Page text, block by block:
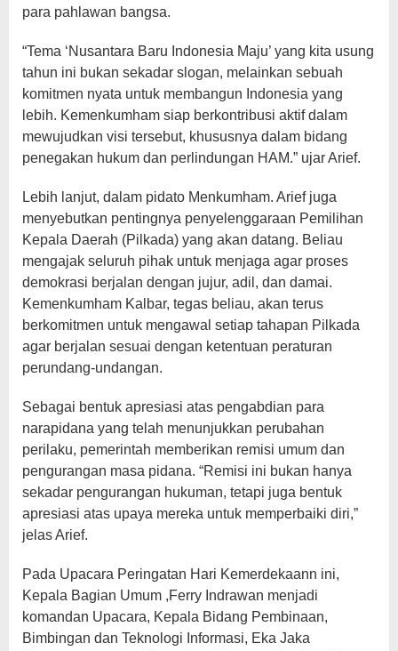
para pahlawan bangsa.
“Tema ‘Nusantara Baru Indonesia Maju’ yang kita usung
tahun ini bukan sekadar slogan, melainkan sebuah
komitmen nyata untuk membangun Indonesia yang
lebih. Kemenkumham siap berkontribusi aktif dalam
mewujudkan visi tersebut, khususnya dalam bidang
penegakan hukum dan perlindungan HAM.” ujar Arief.
Lebih lanjut, dalam pidato Menkumham. Arief juga
menyebutkan pentingnya penyelenggaraan Pemilihan
Kepala Daerah (Pilkada) yang akan datang. Beliau
mengajak seluruh pihak untuk menjaga agar proses
demokrasi berjalan dengan jujur, adil, dan damai.
Kemenkumham Kalbar, tegas beliau, akan terus
berkomitmen untuk mengawal setiap tahapan Pilkada
agar berjalan sesuai dengan ketentuan peraturan
perundang-undangan.
Sebagai bentuk apresiasi atas pengabdian para
narapidana yang telah menunjukkan perubahan
perilaku, pemerintah memberikan remisi umum dan
pengurangan masa pidana. “Remisi ini bukan hanya
sekadar pengurangan hukuman, tetapi juga bentuk
apresiasi atas upaya mereka untuk memperbaiki diri,”
jelas Arief.
Pada Upacara Peringatan Hari Kemerdekaann ini,
Kepala Bagian Umum ,Ferry Indrawan menjadi
komandan Upacara, Kepala Bidang Pembinaan,
Bimbingan dan Teknologi Informasi, Eka Jaka